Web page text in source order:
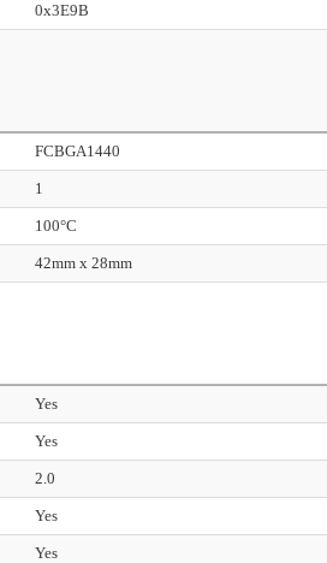
0x3E9B
FCBGA1440
1
100°C
42mm x 28mm
Yes
Yes
2.0
Yes
Yes